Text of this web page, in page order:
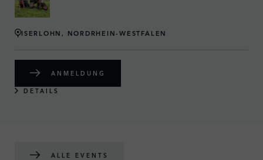
ISERLOHN, NORDRHEIN-WESTFALEN
ANMELDUNG
DETAILS
ALLE EVENTS